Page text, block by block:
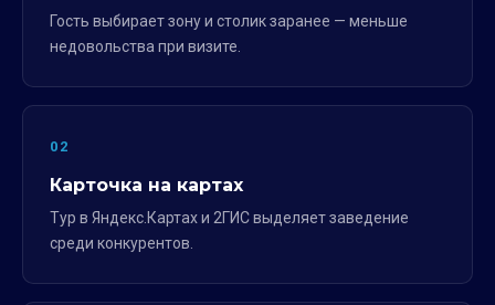
Гость выбирает зону и столик заранее — меньше
недовольства при визите.
02
Карточка на картах
Тур в Яндекс.Картах и 2ГИС выделяет заведение
среди конкурентов.